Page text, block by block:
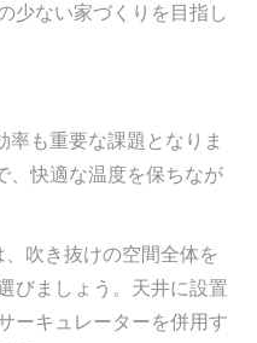
少ない家づくりを目指し
率も重要な課題となりま
、快適な温度を保ちなが
、吹き抜けの空間全体を
びましょう。天井に設置
ーキュレーターを併用す